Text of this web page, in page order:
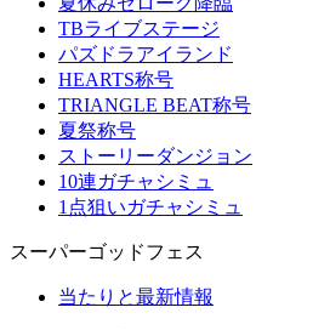
TBライブステージ
パズドラアイランド
HEARTS称号
TRIANGLE BEAT称号
夏祭称号
ストーリーダンジョン
10連ガチャシミュ
1点狙いガチャシミュ
スーパーゴッドフェス
当たりと最新情報